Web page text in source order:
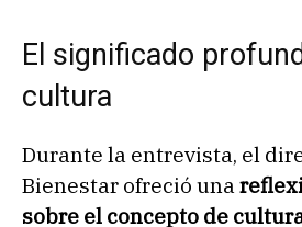
El significado
cultura
Durante la entrevista, el
Bienestar ofreció una
sobre el concepto de